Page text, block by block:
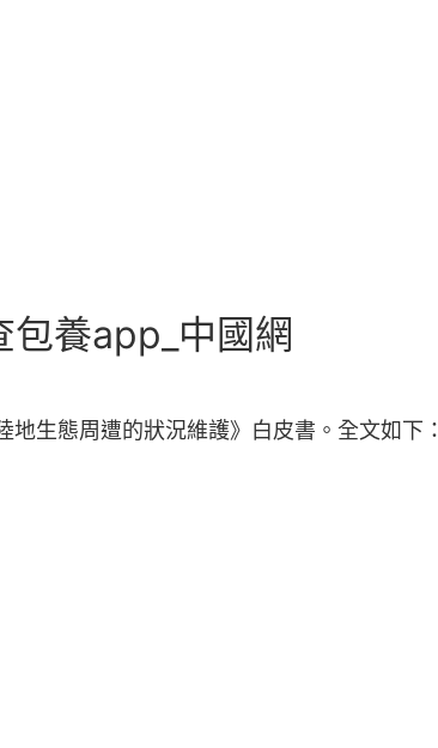
養app_中國網
生態周遭的狀況維護》白皮書。全文如下：